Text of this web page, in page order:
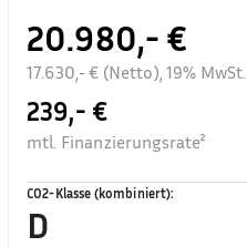
20.980,- €
17.630,- € (Netto), 19% MwSt.
239,- €
mtl. Finanzierungsrate²
CO2-Klasse (kombiniert):
D